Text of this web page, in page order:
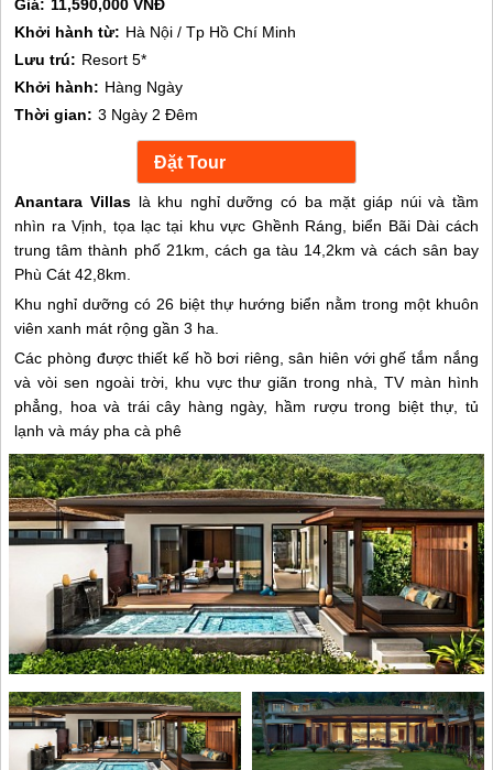
Giá: 11,590,000 VNĐ
Khởi hành từ: Hà Nội / Tp Hồ Chí Minh
Lưu trú: Resort 5*
Khởi hành: Hàng Ngày
Thời gian: 3 Ngày 2 Đêm
Anantara Villaslà khu nghỉ dưỡng có ba mặt giáp núi và tầm
nhìn ra Vịnh, tọa lạc tại khu vực Ghềnh Ráng, biển Bãi Dài cách
trung tâm thành phố 21km, cách ga tàu 14,2km và cách sân bay
Phù Cát 42,8km.
Khu nghỉ dưỡng có 26 biệt thự hướng biển nằm trong một khuôn
viên xanh mát rộng gần 3 ha.
Các phòng được thiết kế hồ bơi riêng, sân hiên với ghế tắm nắng
và vòi sen ngoài trời, khu vực thư giãn trong nhà, TV màn hình
phẳng, hoa và trái cây hàng ngày, hầm rượu trong biệt thự, tủ
lạnh và máy pha cà phê